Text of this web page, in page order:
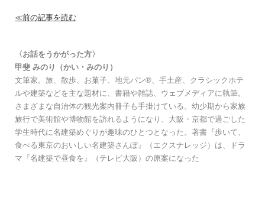
≪前の記事を読む
〈お話をうかがった方〉
甲斐 みのり（かい・みのり）
文筆家。旅、散歩、お菓子、地元パン®、手土産、クラシックホテ
ルや建築などを主な題材に、書籍や雑誌、ウェブメディアに執筆。
さまざまな自治体の観光案内冊子も手掛けている。幼少期から家族
旅行で美術館や博物館を訪れるようになり、大阪・京都で過ごした
学生時代に名建築めぐりが趣味のひとつとなった。著書『歩いて、
食べる東京のおいしい名建築さんぽ』（エクスナレッジ）は、ドラ
マ『名建築で昼食を』（テレビ大阪）の原案になった